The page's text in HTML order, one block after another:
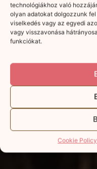
technológiákhoz való
olyan adatokat dolgozzunk
viselkedés vagy az egyedi
vagy visszavonása
funkciókat.
Cookie Policy